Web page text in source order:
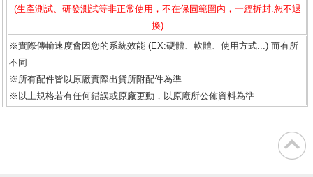
(生產測試、研發測試等非正常使用，不在保固範圍內，一經拆封.恕不退
換)
※實際傳輸速度會因您的系統效能 (EX:硬體、軟體、使用方式...) 而有所
不同
※所有配件皆以原廠實際出貨所附配件為準
※以上規格若有任何錯誤或原廠更動，以原廠所公佈資料為準